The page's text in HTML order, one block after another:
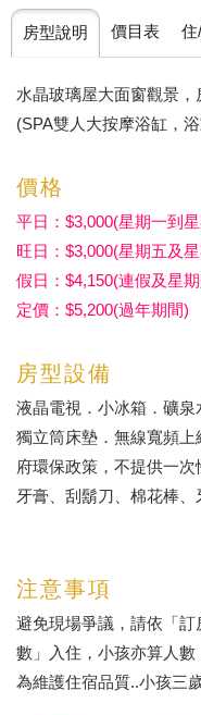
房型說明 價目表 住
水晶玻璃屋大面窗觀景，
(SPA雙人大按摩浴缸，
價格
平日：$3,000(星期一到
旺日：$3,000(星期五及
假日：$4,150(連假及星
定價：$5,200(過年期間)
房型設備
液晶電視．小冰箱．礦泉
獨立筒床墊．無線寬頻
府環保政策，不提供一次
牙膏、刮鬍刀、棉花棒、
注意事項
避免現場爭議，請依「
數」入住，小孩亦算人數
為維護住宿品質..小孩三